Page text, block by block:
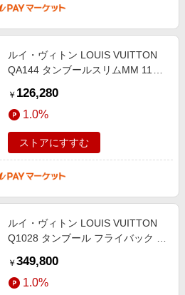
分割払い
ルイ・ヴィトン LOUIS VUITTON
QA144 タンブールスリムMM 11P
_960224
￥ 126,280
1.0%
ストアにすすむ
ルイ・ヴィトン LOUIS VUITTON
Q1028 タンブール フライバック ク
き メンズ 良品 箱付き_958564
￥ 349,800
1.0%